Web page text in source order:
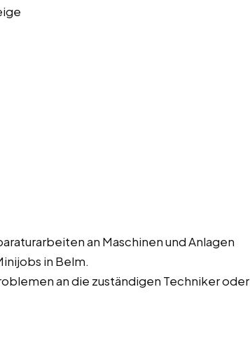
an Maschinen und Anlagen
in Belm.
an die zuständigen Techniker oder